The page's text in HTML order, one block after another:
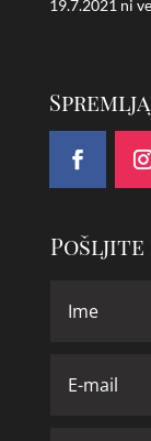
19.7.2021 ni
Pošljite